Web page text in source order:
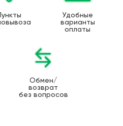
Удобные
варианты
оплаты
Обмен/
возврат
без вопросов